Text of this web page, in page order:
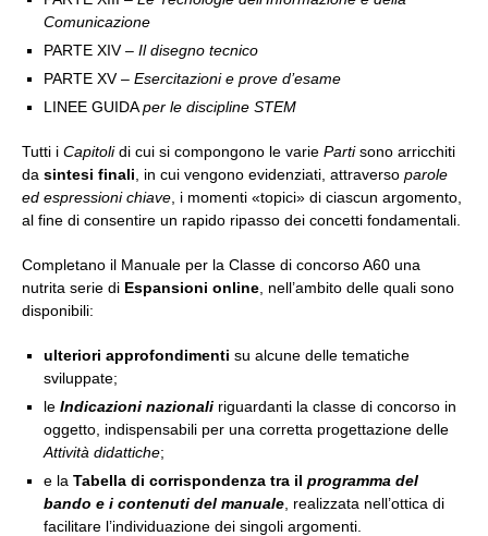
Comunicazione
PARTE XIV– Il disegno tecnico
PARTE XV– Esercitazioni e prove d’esame
LINEE GUIDAper le discipline STEM
Tutti i Capitolidi cui si compongono le varie Partisono arricchiti
da sintesi finali , in cui vengono evidenziati, attraverso parole
ed espressioni chiave , i momenti «topici» di ciascun argomento,
al fine di consentire un rapido ripasso dei concetti fondamentali.
Completano il Manuale per la Classe di concorso A60 una
nutrita serie di Espansioni online , nell’ambito delle quali sono
disponibili:
ulteriori approfondimenti su alcune delle tematiche
sviluppate;
le Indicazioni nazionali riguardanti la classe di concorso in
oggetto, indispensabili per una corretta progettazione delle
Attività didattiche;
e la Tabella di corrispondenza tra il programma del
bando e i contenuti del manuale , realizzata nell’ottica di
facilitare l’individuazione dei singoli argomenti.